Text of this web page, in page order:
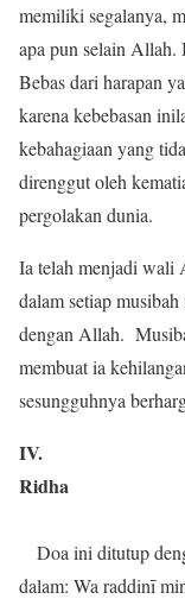
memiliki segalanya,
apa pun selain Allah.
Bebas dari harapan
karena kebebasan
kebahagiaan yang
direnggut oleh
pergolakan dunia.
Ia telah menjadi wali
dalam setiap
dengan Allah.
membuat ia
sesungguhnya
IV.
Doa ini ditutup
dalam: Wa raddinī